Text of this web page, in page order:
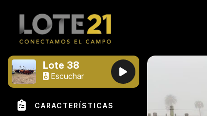
Lote 38
Escuchar
CARACTERÍSTICAS